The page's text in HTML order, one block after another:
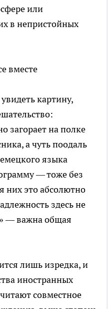
или
в непристойных
вместе
картину,
загорает на полке
а чуть поодаль
языка
— тоже без
них это абсолютно
здесь не
— важна общая
лишь изредка, и
иностранных
совместное